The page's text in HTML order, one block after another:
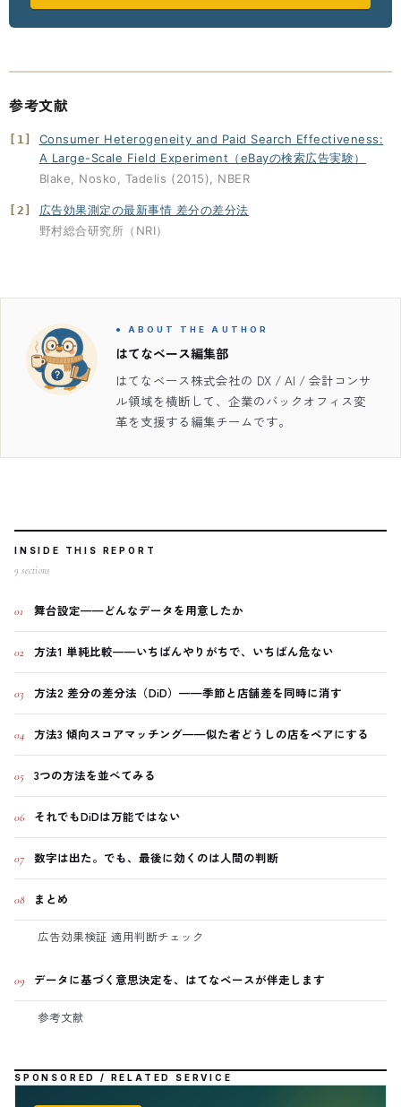
参考文献
[1]
Consumer Heterogeneity and Paid Search Effectiveness:
A Large-Scale Field Experiment（eBayの検索広告実験）
Blake, Nosko, Tadelis (2015), NBER
[2]
広告効果測定の最新事情 差分の差分法
野村総合研究所（NRI）
● ABOUT THE AUTHOR
はてなベース編集部
はてなベース株式会社の DX / AI / 会計コンサ
ル領域を横断して、企業のバックオフィス変
革を支援する編集チームです。
INSIDE THIS REPORT
9 sections
01 舞台設定——どんなデータを用意したか
02 方法1 単純比較——いちばんやりがちで、いちばん危ない
03 方法2 差分の差分法（DiD）——季節と店舗差を同時に消す
04 方法3 傾向スコアマッチング——似た者どうしの店をペアにする
05 3つの方法を並べてみる
06 それでもDiDは万能ではない
07 数字は出た。でも、最後に効くのは人間の判断
08 まとめ
広告効果検証 適用判断チェック
09 データに基づく意思決定を、はてなベースが伴走します
参考文献
SPONSORED / RELATED SERVICE